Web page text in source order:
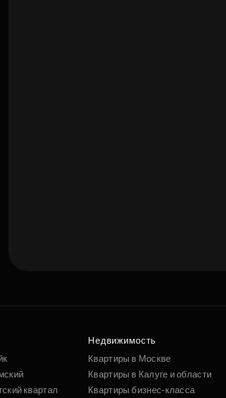
квартал
Недвижимость
Квартиры в Москве
Квартиры в Калуге и области
Квартиры бизнес-класса